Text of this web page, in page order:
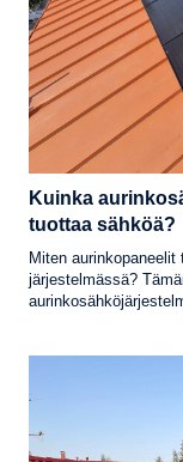
Kuinka
tuottaa sähköä?
Miten
järjestelmässä?